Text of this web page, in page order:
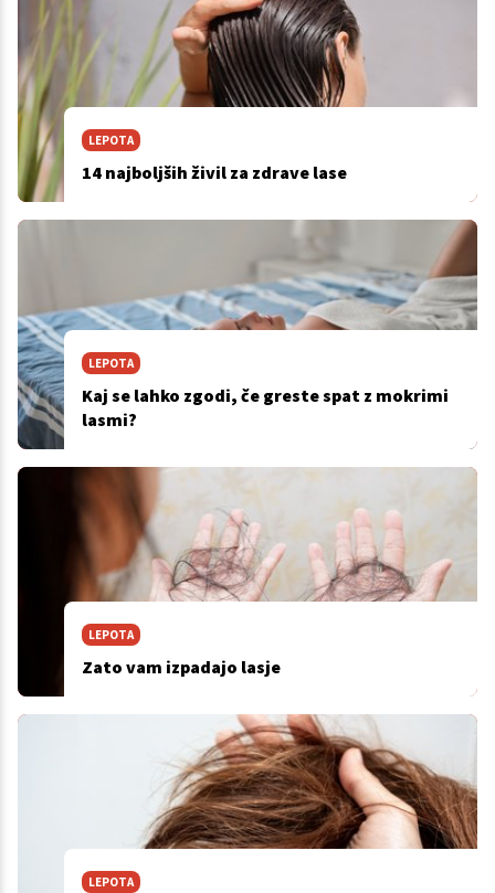
LEPOTA
14 najboljših živil za zdrave lase
LEPOTA
Kaj se lahko zgodi, če greste spat z mokrimi
lasmi?
LEPOTA
Zato vam izpadajo lasje
LEPOTA